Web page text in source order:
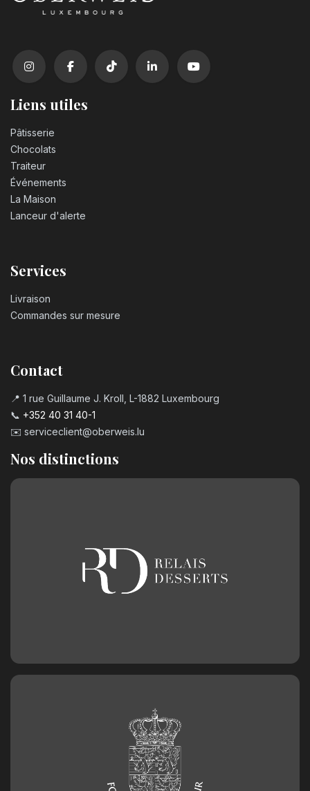
Liens utiles
Pâtisserie
Chocolats
Traiteur
Événements
La Maison
Lanceur d'alerte
Services
Livraison
Commandes sur mesure
Contact
📍 1 rue Guillaume J. Kroll, L-1882 Luxembourg
📞 +352 40 31 40-1
✉️ serviceclient@oberweis.lu
Nos distinctions